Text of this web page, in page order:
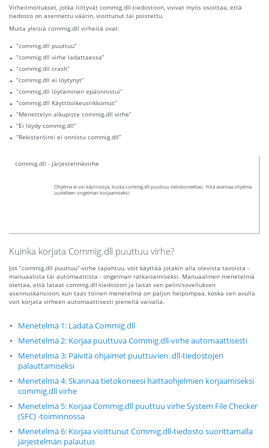
Virheilmoitukset, jotka liittyvät commig.dll-tiedostoon, voivat myös osoittaa, että
tiedosto on asennettu väärin, vioittunut tai poistettu.
Muita yleisiä commig.dll virheitä ovat:
“commig.dll puuttuu”
“commig.dll virhe ladattaessa”
“commig.dll crash”
“commig.dll ei löytynyt”
“commig.dll löytäminen epäonnistui”
“commig.dll Käyttöoikeusrikkomus”
“Menettelyn alkupiste commig.dll virhe”
“Ei löydy commig.dll”
“Rekisteröinti ei onnistu commig.dll”
commig.dll - Järjestelmävirhe
Ohjelma ei voi käynnistyä, koska commig.dll puuttuu tietokoneeltasi. Yritä asentaa ohjelma
uudelleen ongelman korjaamiseksi.
Kuinka korjata Commig.dll puuttuu virhe?
Jos “commig.dll puuttuu”-virhe tapahtuu, voit käyttää jotakin alla olevista tavoista -
manuaalista tai automaattista - ongelman ratkaisemiseksi. Manuaalinen menetelmä
olettaa, että lataat commig.dll-tiedoston ja laitat sen pelin/sovelluksen
asennuskansioon, kun taas toinen menetelmä on paljon helpompaa, koska sen avulla
voit korjata virheen automaattisesti pienellä vaivalla.
Menetelmä 1: Ladata Commig.dll
Menetelmä 2: Korjaa puuttuva Commig.dll-virhe automaattisesti
Menetelmä 3: Päivitä ohjaimet puuttuvien .dll-tiedostojen
palauttamiseksi
Menetelmä 4: Skannaa tietokoneesi haittaohjelmien korjaamiseksi
commig.dll virhe
Menetelmä 5: Korjaa Commig.dll puuttuu virhe System File Checker
(SFC) -toiminnossa
Menetelmä 6: Korjaa vioittunut Commig.dll-tiedosto suorittamalla
järjestelmän palautus